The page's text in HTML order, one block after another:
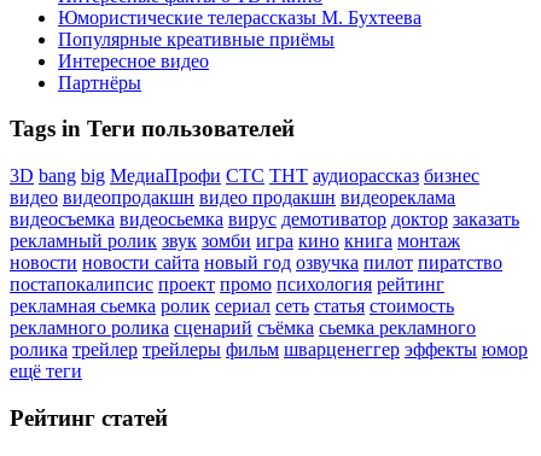
Юмористические телерассказы М. Бухтеева
Популярные креативные приёмы
Интересное видео
Партнёры
Tags in Теги пользователей
3D bang big МедиаПрофи СТС ТНТ аудиорассказ бизнес
видео видеопродакшн видео продакшн видеореклама
видеосъемка видеосьемка вирус демотиватор доктор заказать
рекламный ролик звук зомби игра кино книга монтаж
новости новости сайта новый год озвучка пилот пиратство
постапокалипсис проект промо психология рейтинг
рекламная сьемка ролик сериал сеть статья стоимость
рекламного ролика сценарий съёмка сьемка рекламного
ролика трейлер трейлеры фильм шварценеггер эффекты юмор
ещё теги
Рейтинг статей